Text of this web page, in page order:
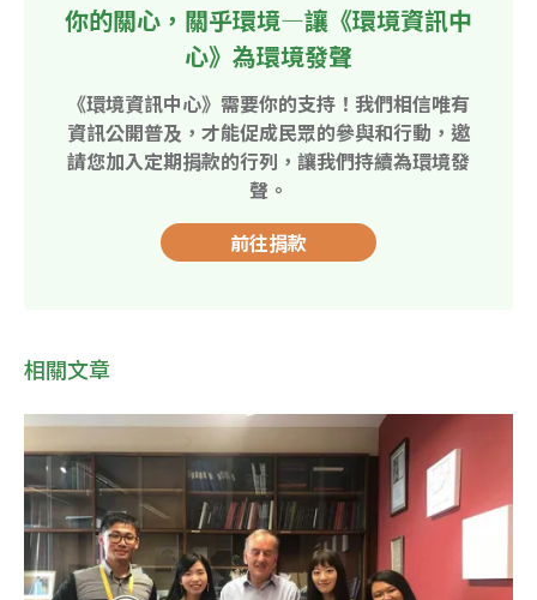
你的關心，關乎環境—讓《環境資訊中
心》為環境發聲
《環境資訊中心》需要你的支持！我們相信唯有
資訊公開普及，才能促成民眾的參與和行動，邀
請您加入定期捐款的行列，讓我們持續為環境發
聲。
前往捐款
相關文章